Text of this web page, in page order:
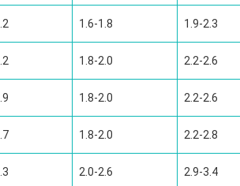
1.6-1.8 1.9-2.3
1.8-2.0 2.2-2.6
1.8-2.0 2.2-2.6
1.8-2.0 2.2-2.8
2.0-2.6 2.9-3.4